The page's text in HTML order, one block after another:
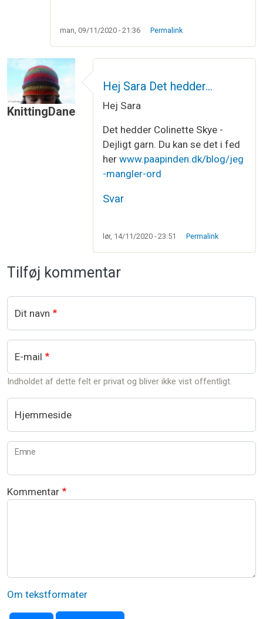
man, 09/11/2020 - 21:36 Permalink
KnittingDane
Hej Sara Det hedder…
Hej Sara
Det hedder Colinette Skye -
Dejligt garn. Du kan se det i fed
her www.paapinden.dk/blog/jeg
-mangler-ord
Svar
lør, 14/11/2020 - 23:51 Permalink
Tilføj kommentar
Dit navn
E-mail
Indholdet af dette felt er privat og bliver ikke vist offentligt.
Hjemmeside
Emne
Kommentar
Om tekstformater